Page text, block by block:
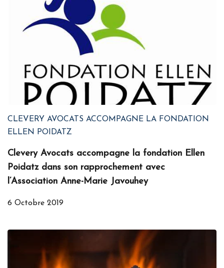
CLEVERY AVOCATS ACCOMPAGNE LA FONDATION
ELLEN POIDATZ
Clevery Avocats accompagne la fondation Ellen
Poidatz dans son rapprochement avec
l’Association Anne-Marie Javouhey
6 Octobre 2019